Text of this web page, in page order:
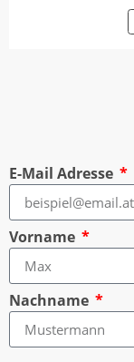
E-Mail Adresse
Vorname
Nachname